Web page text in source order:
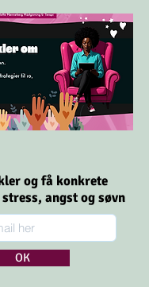
og få konkrete
angst og søvn
OK